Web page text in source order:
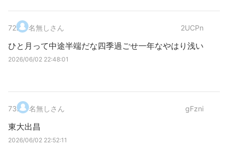
72. 名無しさん 2UCPn
ひと月って中途半端だな四季過ごせ一年なやはり浅い
2026/06/02 22:48:01
73. 名無しさん gFzni
東大出昌
2026/06/02 22:52:11